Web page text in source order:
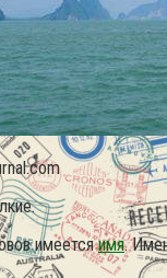
имеетсяимя.